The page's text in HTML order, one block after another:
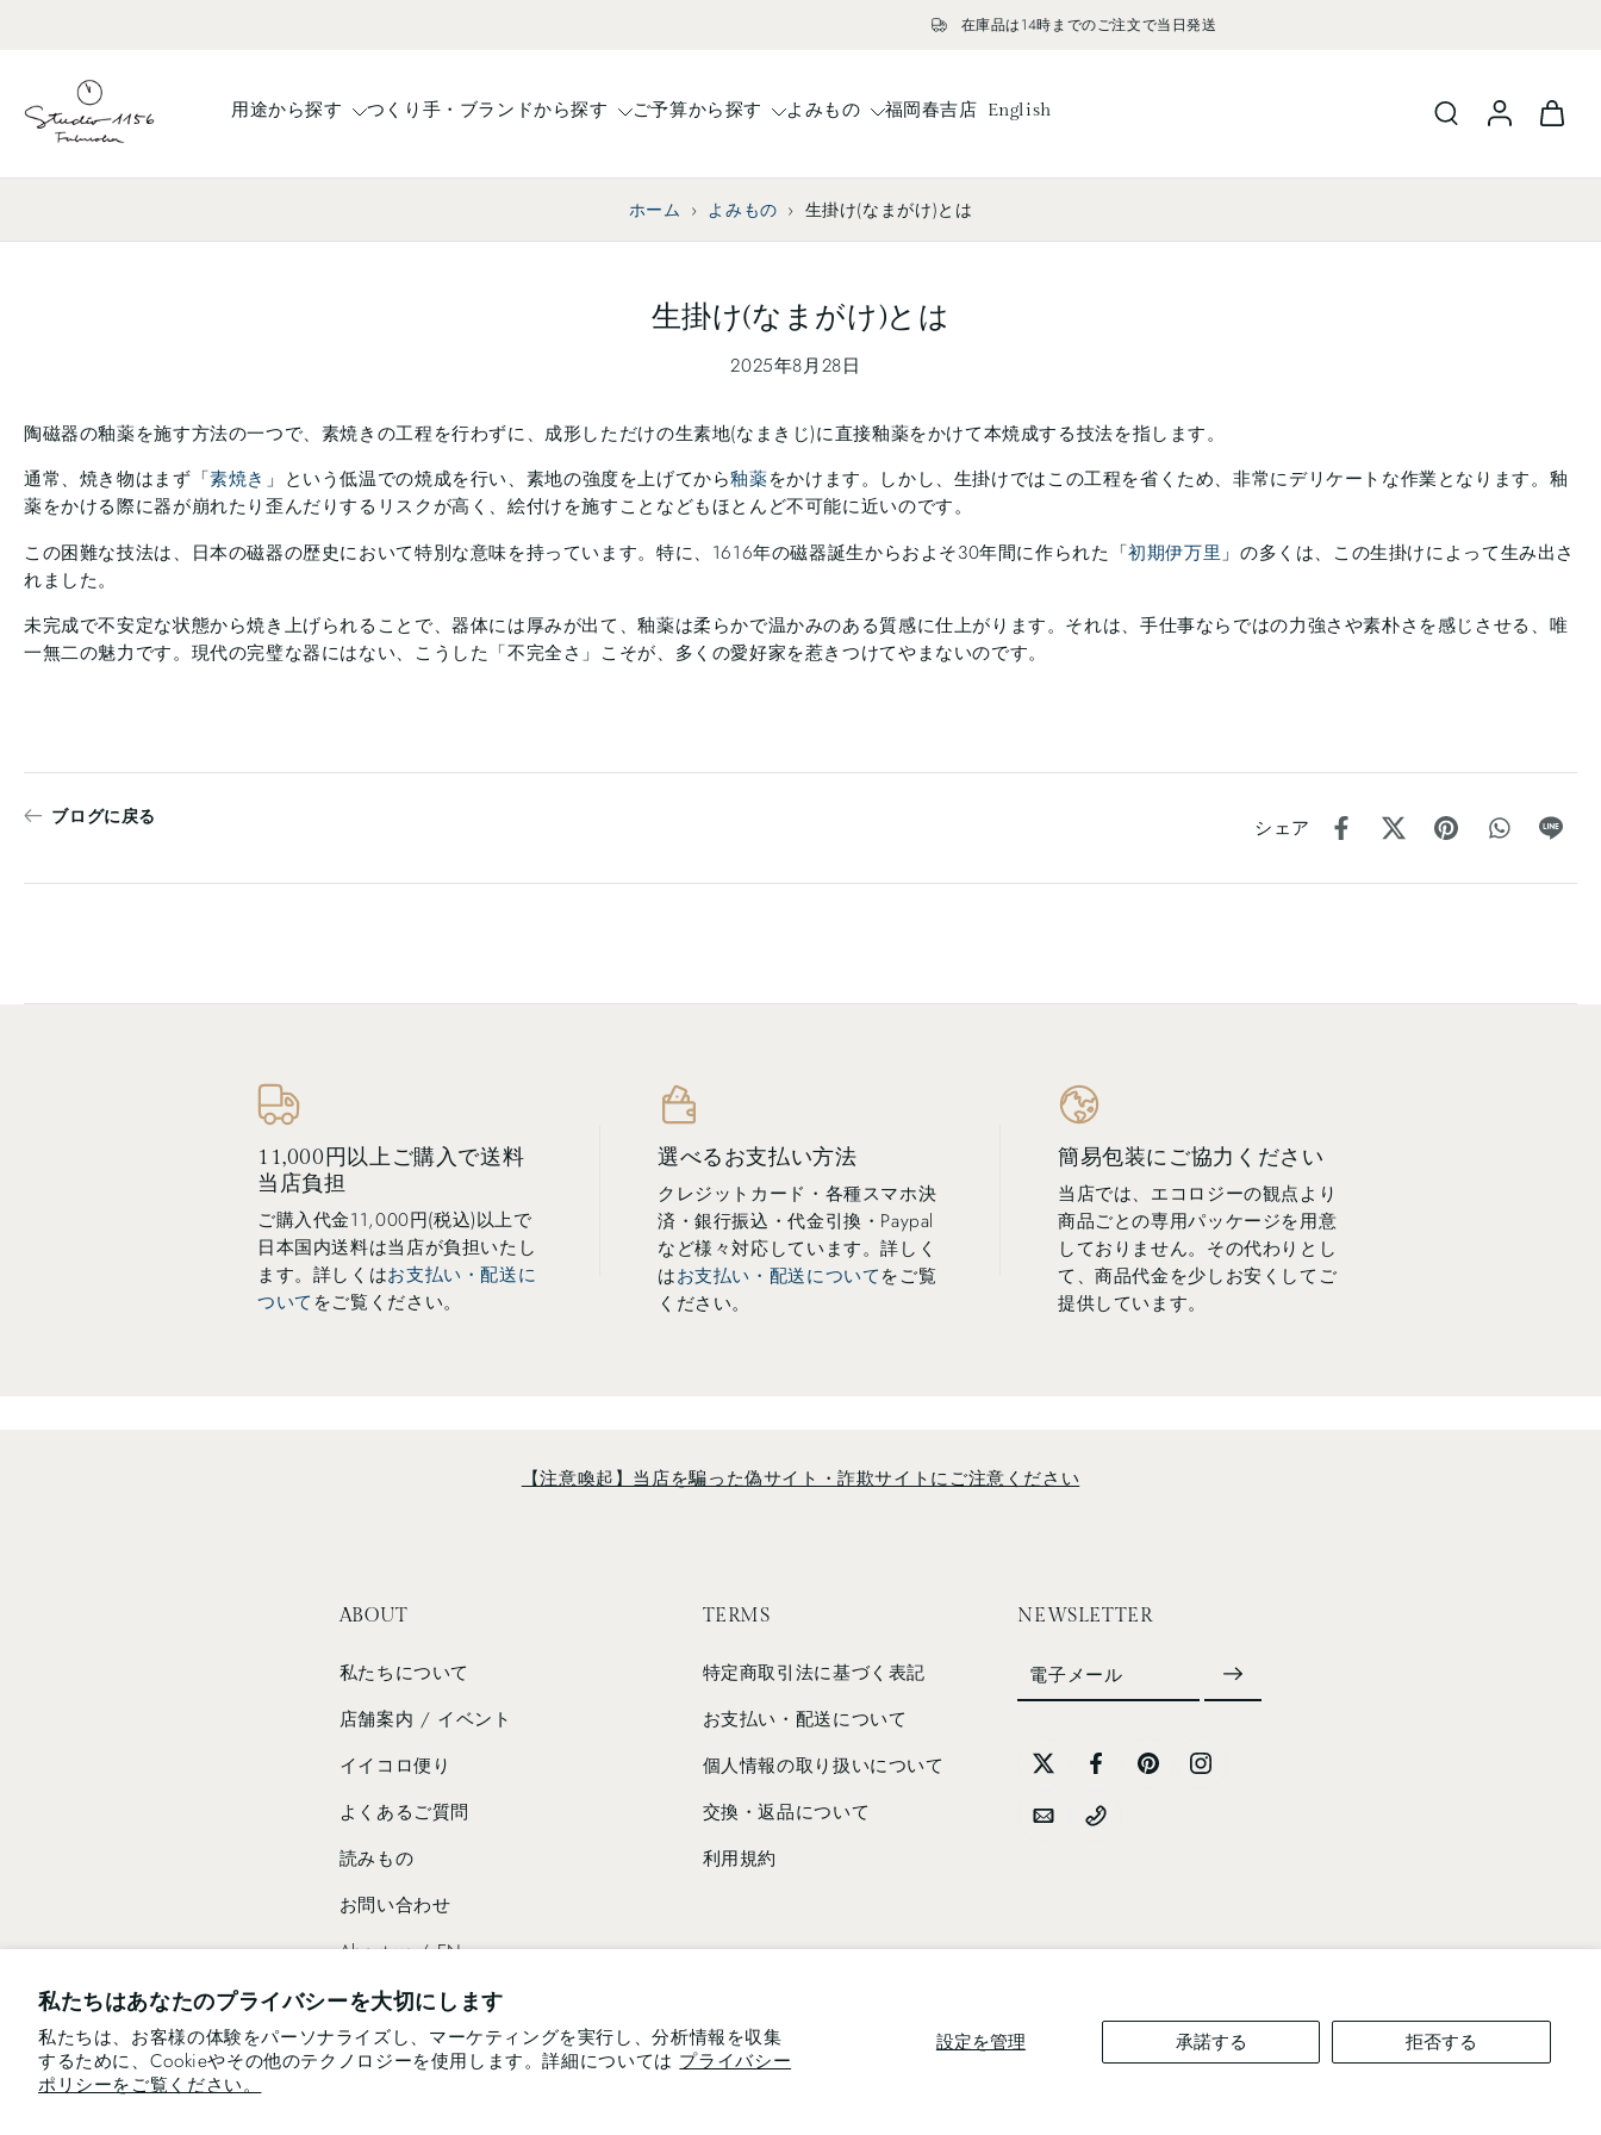
私たちはあなたのプライバシーを大切にします
私たちは、お客様の体験をパーソナライズし、マーケティングを実行し、分析情報を収集
するために、Cookieやその他のテクノロジーを使用します。詳細については プライバシー
ポリシーをご覧ください。
設定を管理 承諾する 拒否する
ン
ッ
在庫品は14時までのご注文で当日発送
用途から探す つくり手・ブランドから探す ご予算から探す よみもの 福岡春吉店 English
We use cookies and similar technologies to provide the best experience on our website.
ホーム › よみもの › 生掛け(なまがけ)とは
生掛け(なまがけ)とは
2025年8月28日
陶磁器の釉薬を施す方法の一つで、素焼きの工程を行わずに、成形しただけの生素地(なまきじ)に直接釉薬をかけて本焼成する技法を指します。
通常、焼き物はまず「素焼き 」という低温での焼成を行い、素地の強度を上げてから釉薬をかけます。しかし、生掛けではこの工程を省くため、非常にデリケートな作業となります。釉
薬をかける際に器が崩れたり歪んだりするリスクが高く、絵付けを施すことなどもほとんど不可能に近いのです。
この困難な技法は、日本の磁器の歴史において特別な意味を持っています。特に、1616年の磁器誕生からおよそ30年間に作られた「初期伊万里」の多くは、この生掛けによって生み出さ
れました。
未完成で不安定な状態から焼き上げられることで、器体には厚みが出て、釉薬は柔らかで温かみのある質感に仕上がります。それは、手仕事ならではの力強さや素朴さを感じさせる、唯
一無二の魅力です。現代の完璧な器にはない、こうした「不完全さ」こそが、多くの愛好家を惹きつけてやまないのです。
ブログに戻る シェア
11,000円以上ご購入で送料
当店負担
ご購入代金11,000円(税込)以上で
日本国内送料は当店が負担いたし
ます。詳しくはお支払い・配送に
ついて をご覧ください。
選べるお支払い方法
クレジットカード・各種スマホ決
済・銀行振込・代金引換・Paypal
など様々対応しています。詳しく
はお支払い・配送についてをご覧
ください。
簡易包装にご協力ください
当店では、エコロジーの観点より
商品ごとの専用パッケージを用意
しておりません。その代わりとし
て、商品代金を少しお安くしてご
提供しています。
【注意喚起】当店を騙った偽サイト・詐欺サイトにご注意ください
ABOUT
私たちについて
店舗案内 / イベント
イイコロ便り
よくあるご質問
読みもの
お問い合わせ
About us / EN
TERMS
特定商取引法に基づく表記
お支払い・配送について
個人情報の取り扱いについて
交換・返品について
利用規約
NEWSLETTER
電子メール